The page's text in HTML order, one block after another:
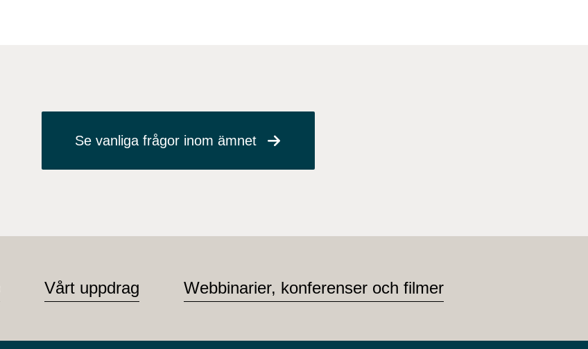
Se vanliga frågor inom ämnet
Vårt uppdrag Webbinarier, konferenser och filmer